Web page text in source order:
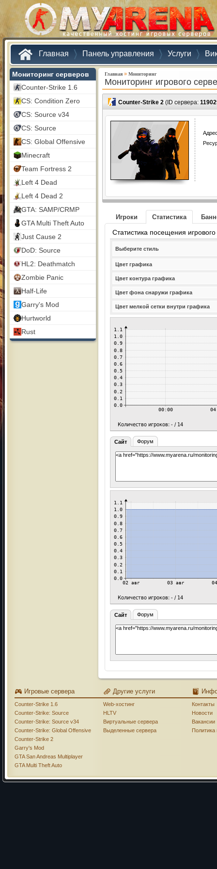
Главная Панель управления Услуги
Мониторинг серверов
Counter-Strike 1.6
CS: Condition Zero
CS: Source v34
CS: Source
CS: Global Offensive
Minecraft
Team Fortress 2
Left 4 Dead
Left 4 Dead 2
GTA: SAMP/CRMP
GTA Multi Theft Auto
Just Cause 2
DoD: Source
HL2: Deathmatch
Zombie Panic
Half-Life
Garry's Mod
Hurtworld
Rust
Главная » Мониторинг
Мониторинг игрового
Counter-Strike 2 (ID сервера:
Игроки Статистика
Статистика посещения
Выберите стиль
Цвет графика
Цвет контура графика
Цвет фона снаружи графика
Цвет мелкой сетки внутри графика
Сайт Форум
Сайт Форум
Игровые сервера
Counter-Strike 1.6
Counter-Strike: Source
Counter-Strike: Source v34
Counter-Strike: Global Offensive
Counter-Strike 2
Garry's Mod
GTA San Andreas Multiplayer
GTA Multi Theft Auto
Другие услуги
Web-хостинг
HLTV
Виртуальные сервера
Выделенные сервера
Контакты
Новости
Вакансии
Политика